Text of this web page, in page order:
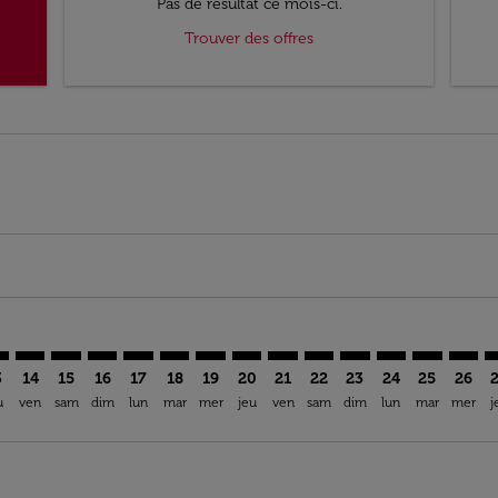
Pas de résultat ce mois-ci.
Trouver des offres
14
ven
15
sam
16
dim
17
lun
18
mar
19
mer
CAI–FLL: cmp-view-offers-
20
jeu
CAI–FLL: cmp-view-offers-
21
ven
CAI–FLL: cmp-view-
22
sam
CAI–FLL: cmp-
23
dim
CAI–FLL:
24
lun
25
mar
26
mer